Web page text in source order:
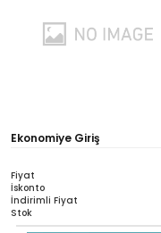
Ekonomiye Giriş
Fiyat
İskonto
İndirimli Fiyat
Stok